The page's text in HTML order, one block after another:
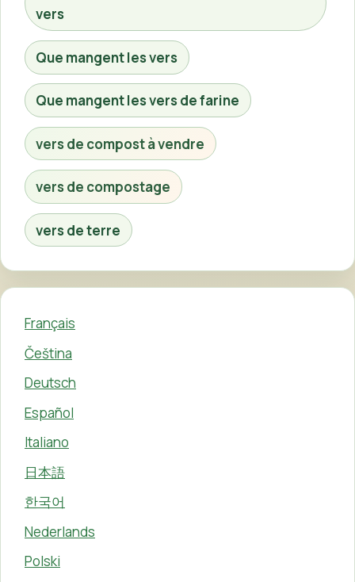
vers
Que mangent les vers
Que mangent les vers de farine
vers de compost à vendre
vers de compostage
vers de terre
Français
Čeština
Deutsch
Español
Italiano
日本語
한국어
Nederlands
Polski